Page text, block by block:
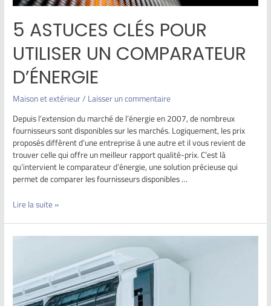
5 ASTUCES CLÉS POUR
UTILISER UN COMPARATEUR
D’ÉNERGIE
Maison et extérieur/Laisser un commentaire
Depuis l’extension du marché de l’énergie en 2007, de nombreux
fournisseurs sont disponibles sur les marchés. Logiquement, les prix
proposés diffèrent d’une entreprise à une autre et il vous revient de
trouver celle qui offre un meilleur rapport qualité-prix. C’est là
qu’intervient le comparateur d’énergie, une solution précieuse qui
permet de comparer les fournisseurs disponibles …
Lire la suite »